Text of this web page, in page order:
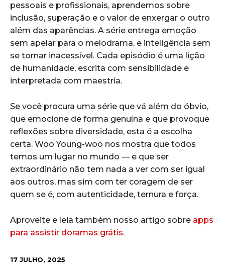
pessoais e profissionais, aprendemos sobre
inclusão, superação e o valor de enxergar o outro
além das aparências. A série entrega emoção
sem apelar para o melodrama, e inteligência sem
se tornar inacessível. Cada episódio é uma lição
de humanidade, escrita com sensibilidade e
interpretada com maestria.
Se você procura uma série que vá além do óbvio,
que emocione de forma genuína e que provoque
reflexões sobre diversidade, esta é a escolha
certa. Woo Young-woo nos mostra que todos
temos um lugar no mundo — e que ser
extraordinário não tem nada a ver com ser igual
aos outros, mas sim com ter coragem de ser
quem se é, com autenticidade, ternura e força.
Aproveite e leia também nosso artigo sobre apps
para assistir doramas grátis.
17 JULHO, 2025